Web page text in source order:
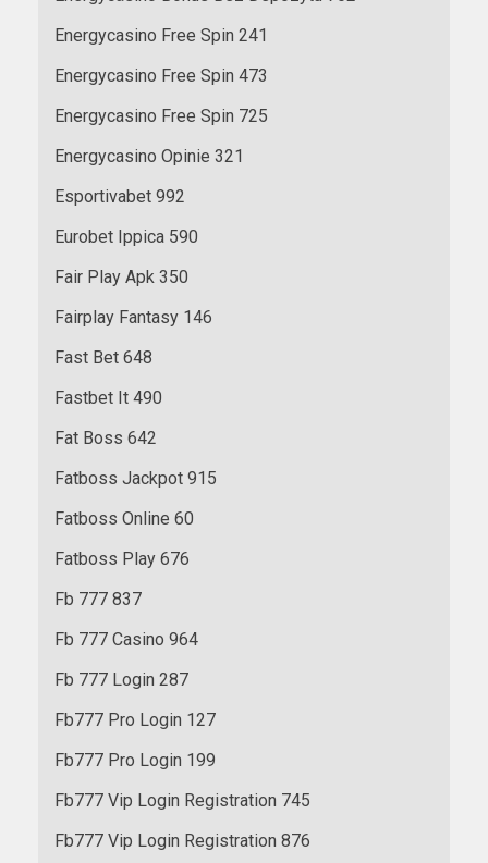
Energycasino Free Spin 241
Energycasino Free Spin 473
Energycasino Free Spin 725
Energycasino Opinie 321
Esportivabet 992
Eurobet Ippica 590
Fair Play Apk 350
Fairplay Fantasy 146
Fast Bet 648
Fastbet It 490
Fat Boss 642
Fatboss Jackpot 915
Fatboss Online 60
Fatboss Play 676
Fb 777 837
Fb 777 Casino 964
Fb 777 Login 287
Fb777 Pro Login 127
Fb777 Pro Login 199
Fb777 Vip Login Registration 745
Fb777 Vip Login Registration 876